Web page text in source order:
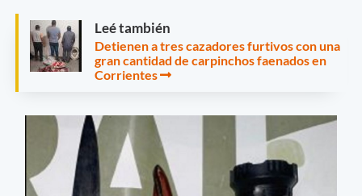
Leé también
Detienen a tres cazadores furtivos con una
gran cantidad de carpinchos faenados en
Corrientes